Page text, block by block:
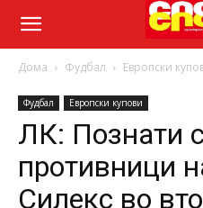
Дома Фудбал Европски
Фудбал Европски купови
ЛК: Познати
противници
Силекс во